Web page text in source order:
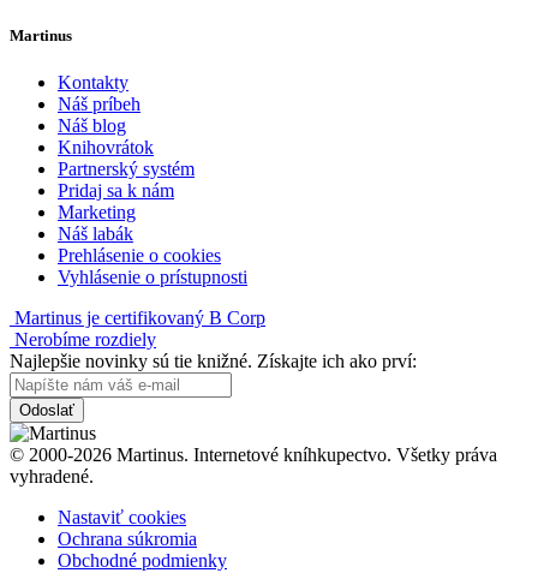
Martinus
Kontakty
Náš príbeh
Náš blog
Knihovrátok
Partnerský systém
Pridaj sa k nám
Marketing
Náš labák
Prehlásenie o cookies
Vyhlásenie o prístupnosti
Martinus je certifikovaný B Corp
Nerobíme rozdiely
Najlepšie novinky sú tie knižné. Získajte ich ako prví:
Odoslať
© 2000-2026 Martinus. Internetové kníhkupectvo. Všetky práva
vyhradené.
Nastaviť cookies
Ochrana súkromia
Obchodné podmienky